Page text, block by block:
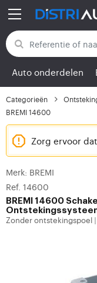
Terug naar
Auto onderdelen
Categorieën
BREMI 14600
Zorg ervoor
Merk: BREMI
Ref. 14600
BREMI 14600
Zonder ontstekingspoel